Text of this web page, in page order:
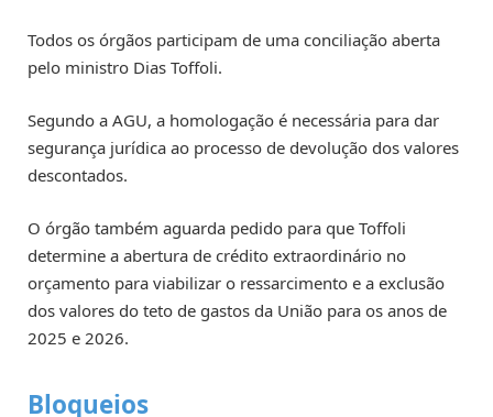
Todos os órgãos participam de uma conciliação aberta
pelo ministro Dias Toffoli.
Segundo a AGU, a homologação é necessária para dar
segurança jurídica ao processo de devolução dos valores
descontados.
O órgão também aguarda pedido para que Toffoli
determine a abertura de crédito extraordinário no
orçamento para viabilizar o ressarcimento e a exclusão
dos valores do teto de gastos da União para os anos de
2025 e 2026.
Bloqueios